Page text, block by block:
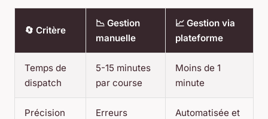
🔄 Critère
📉 Gestion
manuelle
📈 Gestion via
plateforme
Temps de
dispatch
5-15 minutes
par course
Moins de 1
minute
Précision
Erreurs
Automatisée et